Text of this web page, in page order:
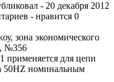
- 20 декабря 2012
- нравится 0
зона экономического
№356
применяется для цепи
50HZ номинальным